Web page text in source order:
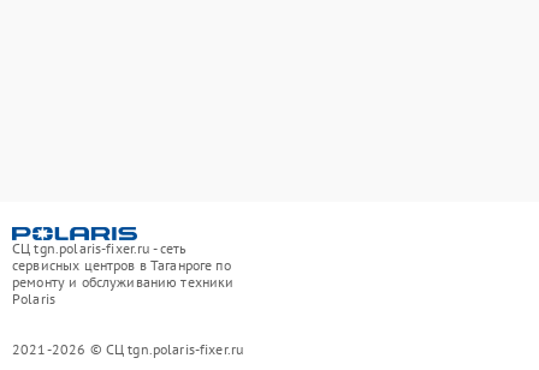
СЦ tgn.polaris-fixer.ru - сеть
сервисных центров в Таганроге по
ремонту и обслуживанию техники
Polaris
2021-2026 © СЦ tgn.polaris-fixer.ru